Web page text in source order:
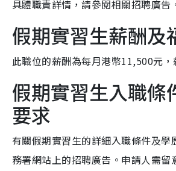
具體職責詳情，請參閱相關招聘廣告
假期實習生薪酬及
此職位的薪酬為每月港幣11,500元，
假期實習生入職條
要求
有關假期實習生的詳細入職條件及學
務署網站上的招聘廣告。申請人需留